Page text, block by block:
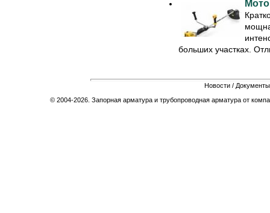
больших участках.
Новости / Документы
© 2004-2026. Запорная арматура и трубопроводная арматура от